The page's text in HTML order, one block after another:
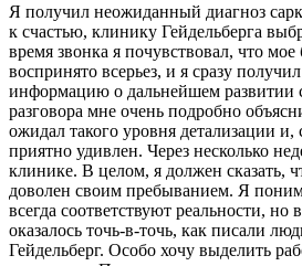
Я получил неожиданный диагноз
к счастью, клинику Гейдельберга
время звонка я почувствовал, что
воспринято всерьез, и я сразу
информацию о дальнейшем развитии
разговора мне очень подробно
ожидал такого уровня детализации и,
приятно удивлен. Через несколько
клинике. В целом, я должен сказать,
доволен своим пребыванием. Я
всегда соответствуют реальности,
оказалось точь-в-точь, как писали
Гейдельберг. Особо хочу выделить